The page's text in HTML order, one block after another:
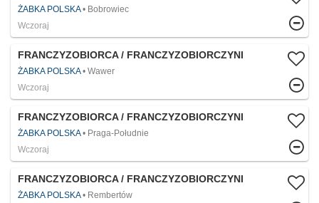
ŻABKA POLSKA
Bobrowiec
Wczoraj
FRANCZYZOBIORCA / FRANCZYZOBIORCZYNI
ŻABKA POLSKA
Wawer
Wczoraj
FRANCZYZOBIORCA / FRANCZYZOBIORCZYNI
ŻABKA POLSKA
Praga-Południe
Wczoraj
FRANCZYZOBIORCA / FRANCZYZOBIORCZYNI
ŻABKA POLSKA
Rembertów